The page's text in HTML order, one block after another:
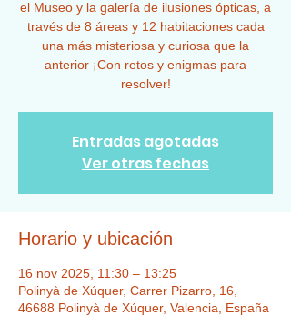
el Museo y la galería de ilusiones ópticas, a
través de 8 áreas y 12 habitaciones cada
una más misteriosa y curiosa que la
anterior ¡Con retos y enigmas para
resolver!
Entradas agotadas
Ver otras fechas
Horario y ubicación
16 nov 2025, 11:30 – 13:25
Polinyà de Xúquer, Carrer Pizarro, 16,
46688 Polinyà de Xúquer, Valencia, España